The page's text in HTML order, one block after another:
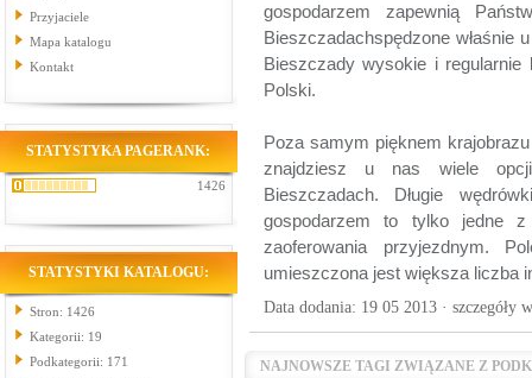
Przyjaciele
Mapa katalogu
Kontakt
STATYSTYKA PAGERANK:
1426
STATYSTYKI KATALOGU:
Stron: 1426
Kategorii: 19
Podkategorii: 171
gospodarzem zapewnią
Bieszczadachspędzone właśnie
Bieszczady wysokie i
Polski.
Poza samym pięknem
znajdziesz u nas wiele
Bieszczadach. Długie
gospodarzem to tylko jedne
zaoferowania przyjezdnym.
umieszczona jest większa liczba
Data dodania: 19 05 2013 · szczegóły
NAJNOWSZE TAGI ZWIĄZANE Z